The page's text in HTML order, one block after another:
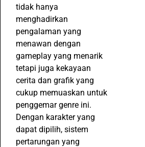
tidak hanya
menghadirkan
pengalaman yang
menawan dengan
gameplay yang menarik
tetapi juga kekayaan
cerita dan grafik yang
cukup memuaskan untuk
penggemar genre ini.
Dengan karakter yang
dapat dipilih, sistem
pertarungan yang